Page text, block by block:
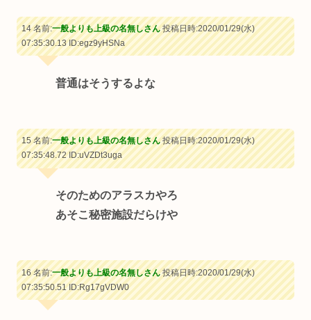
14 名前:一般よりも上級の名無しさん投稿日時:2020/01/29(水)
07:35:30.13ID:egz9yHSNa
普通はそうするよな
15 名前:一般よりも上級の名無しさん投稿日時:2020/01/29(水)
07:35:48.72ID:uVZDt3uga
そのためのアラスカやろ
あそこ秘密施設だらけや
16 名前:一般よりも上級の名無しさん投稿日時:2020/01/29(水)
07:35:50.51ID:Rg17gVDW0